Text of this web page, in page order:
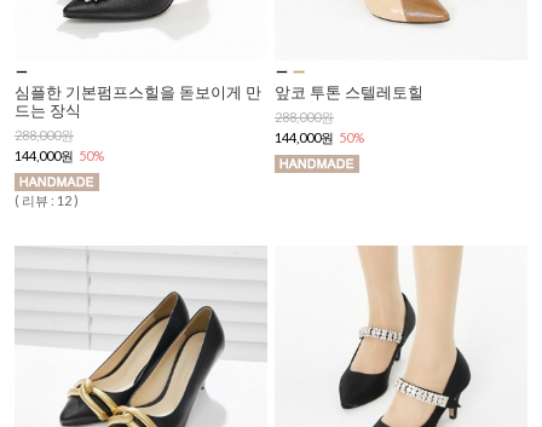
심플한 기본펌프스힐을 돋보이게 만
드는 장식
288,000원
144,000원 50%
( 리뷰 : 12 )
앞코 투톤 스텔레토힐
288,000원
144,000원 50%